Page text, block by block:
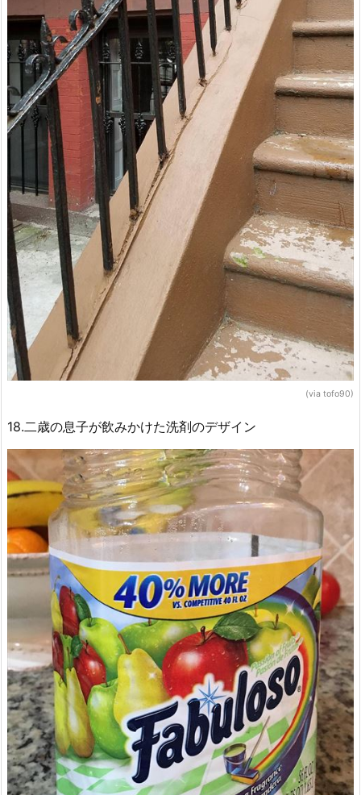
(via tofo90)
18.二歳の息子が飲みかけた洗剤のデザイン